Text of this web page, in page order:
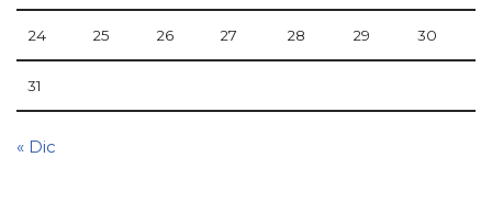
24 25 26 27 28 29 30
31
« Dic